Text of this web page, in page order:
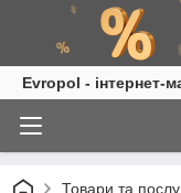
Evropol - інтернет-
Товари та